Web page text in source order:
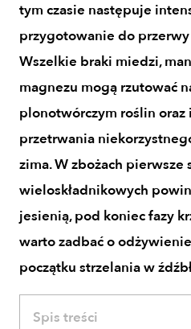
tym czasie następuje
przygotowanie do
Wszelkie braki miedzi,
magnezu mogą rzutować
plonotwórczym roślin oraz
przetrwania
zima. W zbożach
wieloskładnikowych
jesienią, pod koniec fazy
warto zadbać o
początku strzelania w
Spis treści